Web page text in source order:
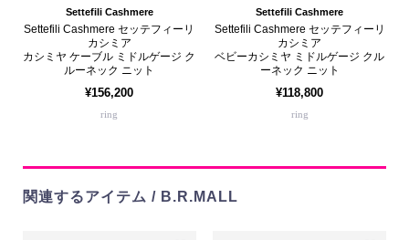
Settefili Cashmere
Settefili Cashmere セッテフィーリ
カシミア
カシミヤ ケーブル ミドルゲージ ク
ルーネック ニット
¥156,200
ring
Settefili Cashmere
Settefili Cashmere セッテフィーリ
カシミア
ベビーカシミヤ ミドルゲージ クル
ーネック ニット
¥118,800
ring
関連するアイテム / B.R.MALL